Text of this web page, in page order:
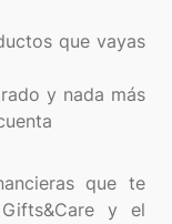
que vayas
y nada más
que te
y el